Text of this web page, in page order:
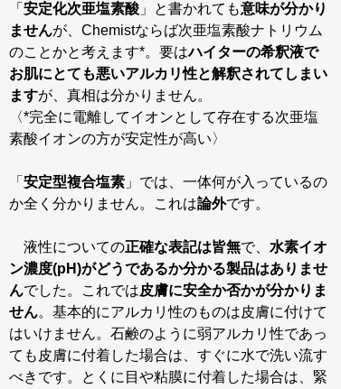
「 安定化次亜塩素酸 」と書かれても意味が分かり
ませんが、Chemistならば次亜塩素酸ナトリウム
のことかと考えます*。要はハイターの希釈液で
お肌にとても悪いアルカリ性と解釈されてしまい
ますが、真相は分かりません。
〈*完全に電離してイオンとして存在する次亜塩
素酸イオンの方が安定性が高い〉
「 安定型複合塩素 」では、一体何が入っているの
か全く分かりません。これは論外です。
液性についての正確な表記は皆無で、 水素イオ
ン濃度(pH)がどうであるか分かる製品はありませ
んでした。これでは皮膚に安全か否かが分かりま
せん。基本的にアルカリ性のものは皮膚に付けて
はいけません。石鹸のように弱アルカリ性であっ
ても皮膚に付着した場合は、すぐに水で洗い流す
べきです。とくに目や粘膜に付着した場合は、緊